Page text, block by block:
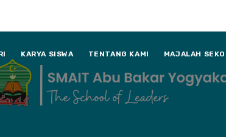
KARYA SISWA TENTANG KAMI MAJALAH